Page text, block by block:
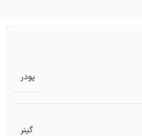
پودر
گینر